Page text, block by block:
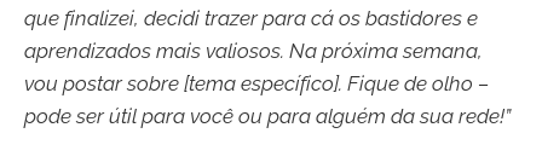
que finalizei, decidi trazer para cá os bastidores e
aprendizados mais valiosos. Na próxima semana,
vou postar sobre [tema específico]. Fique de olho –
pode ser útil para você ou para alguém da sua rede!”